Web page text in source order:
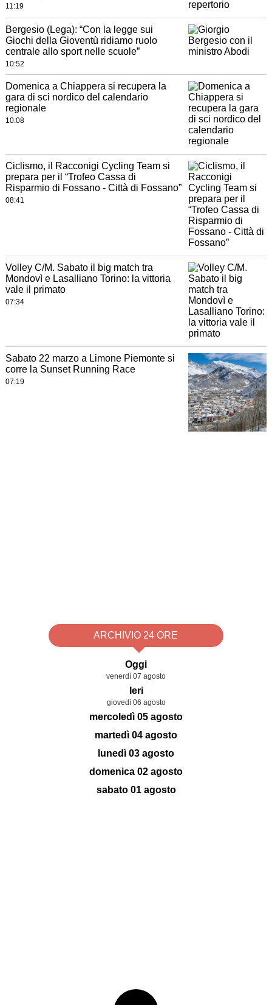
11:19
Bergesio (Lega): “Con la legge sui
Giochi della Gioventù ridiamo ruolo
centrale allo sport nelle scuole”
10:52
Domenica a Chiappera si recupera la
gara di sci nordico del calendario
regionale
10:08
Ciclismo, il Racconigi Cycling Team si
prepara per il “Trofeo Cassa di
Risparmio di Fossano - Città di Fossano”
08:41
Volley C/M. Sabato il big match tra
Mondovì e Lasalliano Torino: la vittoria
vale il primato
07:34
Sabato 22 marzo a Limone Piemonte si
corre la Sunset Running Race
07:19
ARCHIVIO 24 ORE
Oggi
venerdì 07 agosto
Ieri
giovedì 06 agosto
mercoledì 05 agosto
martedì 04 agosto
lunedì 03 agosto
domenica 02 agosto
sabato 01 agosto